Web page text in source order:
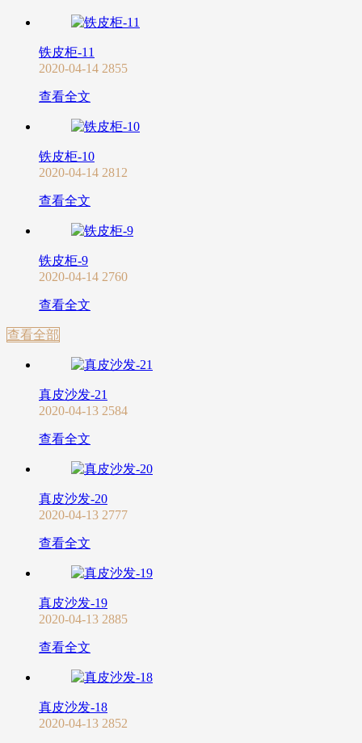
铁皮柜-11
2020-04-14 2855
查看全文
铁皮柜-10
2020-04-14 2812
查看全文
铁皮柜-9
2020-04-14 2760
查看全文
查看全部
真皮沙发-21
2020-04-13 2584
查看全文
真皮沙发-20
2020-04-13 2777
查看全文
真皮沙发-19
2020-04-13 2885
查看全文
真皮沙发-18
2020-04-13 2852